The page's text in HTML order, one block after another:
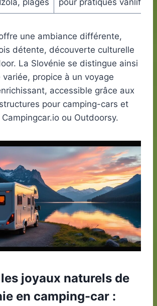
Izola, plages pour pratiques vanlife.
une ambiance différente,
détente, découverte culturelle
La Slovénie se distingue ainsi
propice à un voyage
accessible grâce aux
pour camping-cars et
ou Outdoorsy.
joyaux naturels de
en camping-car :